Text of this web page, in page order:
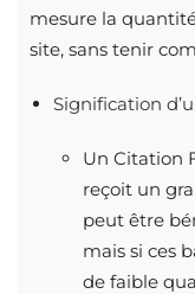
mesure la
site, sans tenir
Signification
Un Citation
reçoit un
peut être
mais si ces
de faible